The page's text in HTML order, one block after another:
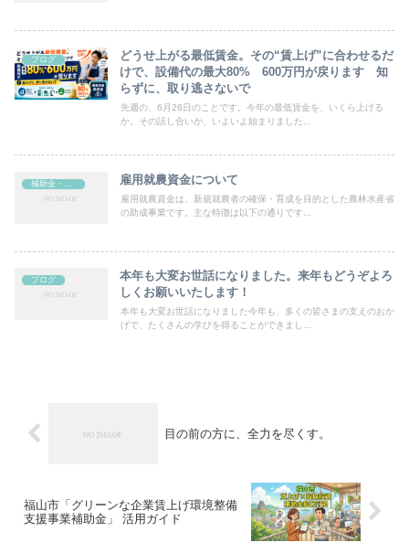
ブログ
どうせ上がる最低賃金。その“賃上げ”に合わせるだ
けで、設備代の最大80% 600万円が戻ります 知
らずに、取り逃さないで
先週の、6月26日のことです。今年の最低賃金を、いくら上げる
か。その話し合いが、いよいよ始まりました...
雇用就農資金について
雇用就農資金は、新規就農者の確保・育成を目的とした農林水産省
の助成事業です。主な特徴は以下の通りです...
ブログ
本年も大変お世話になりました。来年もどうぞよろ
しくお願いいたします！
本年も大変お世話になりました今年も、多くの皆さまの支えのおか
げで、たくさんの学びを得ることができまし...
目の前の方に、全力を尽くす。
福山市「グリーンな企業賃上げ環境整備
支援事業補助金」 活用ガイド